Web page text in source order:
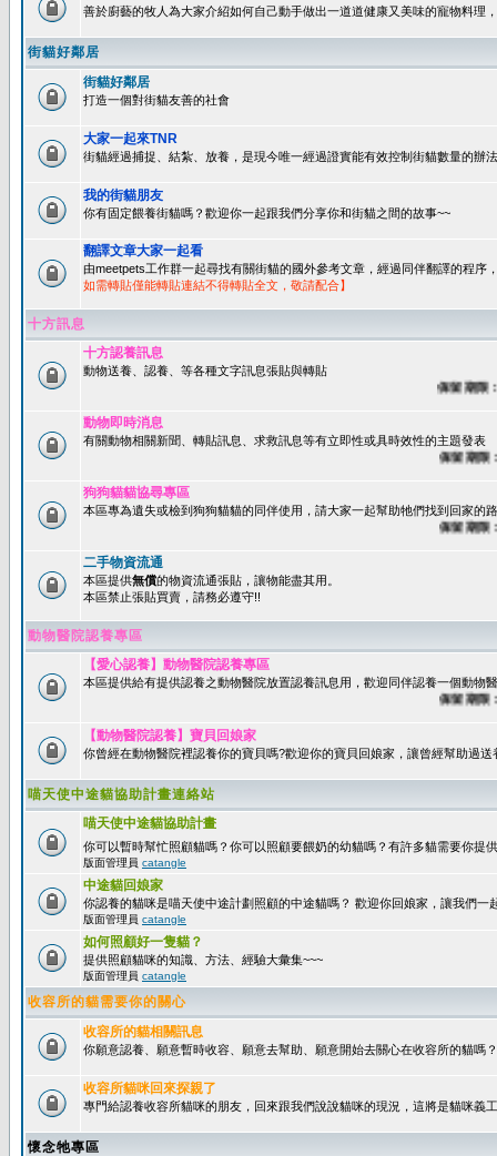
善於廚藝的牧人為大家介紹如何自己動手做出一道道健康又美味的寵物料理
街貓好鄰居
街貓好鄰居
打造一個對街貓友善的社會
大家一起來TNR
街貓經過捕捉、結紮、放養，是現今唯一經過證實能有效控制街貓數量的辦
我的街貓朋友
你有固定餵養街貓嗎？歡迎你一起跟我們分享你和街貓之間的故事~~
翻譯文章大家一起看
由meetpets工作群一起尋找有關街貓的國外參考文章，經過同伴翻譯的程序
如需轉貼僅能轉貼連結不得轉貼全文，敬請配合】
十方訊息
十方認養訊息
動物送養、認養、等各種文字訊息張貼與轉貼
保留期限：60
動物即時消息
有關動物相關新聞、轉貼訊息、求救訊息等有立即性或具時效性的主題發表
保留期限：45
狗狗貓貓協尋專區
本區專為遺失或檢到狗狗貓貓的同伴使用，請大家一起幫助牠們找到回家的
保留期限：60
二手物資流通
本區提供無償的物資流通張貼，讓物能盡其用。
本區禁止張貼買賣，請務必遵守!!
動物醫院認養專區
【愛心認養】動物醫院認養專區
本區提供給有提供認養之動物醫院放置認養訊息用，歡迎同伴認養一個動物
保留期限：60
【動物醫院認養】寶貝回娘家
你曾經在動物醫院裡認養你的寶貝嗎?歡迎你的寶貝回娘家，讓曾經幫助過
喵天使中途貓協助計畫連絡站
喵天使中途貓協助計畫
你可以暫時幫忙照顧貓嗎？你可以照顧要餵奶的幼貓嗎？有許多貓需要你提
版面管理員 catangle
中途貓回娘家
你認養的貓咪是喵天使中途計劃照顧的中途貓嗎？ 歡迎你回娘家，讓我們一
版面管理員 catangle
如何照顧好一隻貓？
提供照顧貓咪的知識、方法、經驗大彙集~~~
版面管理員 catangle
收容所的貓需要你的關心
收容所的貓相關訊息
你願意認養、願意暫時收容、願意去幫助、願意開始去關心在收容所的貓嗎？
收容所貓咪回來探親了
專門給認養收容所貓咪的朋友，回來跟我們說說貓咪的現況，這將是貓咪義
懷念牠專區